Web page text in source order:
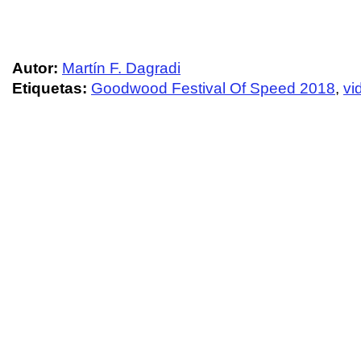
Autor: Martín F. Dagradi
Etiquetas: Goodwood Festival Of Speed 2018,